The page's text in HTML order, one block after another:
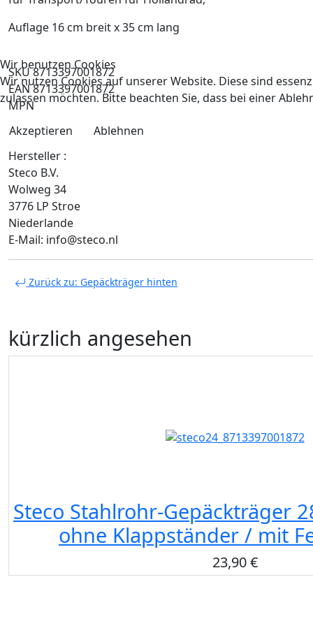
Auflage 16 cm breit x 35 cm lang
SKU 8713397001872
EAN 8713397001872
MPN
Hersteller :
Steco B.V.
Wolweg 34
3776 LP Stroe
Niederlande
E-Mail: info@steco.nl
Zurück zu: Gepäckträger hinten
kürzlich angesehen
Steco Stahlrohr-Gepäckträger
ohne Klappständer / mit
23,90 €
Wir benutzen Cookies
Wir nutzen Cookies auf unserer Website. Diese sind
zulassen möchten. Bitte beachten Sie, dass bei einer
Akzeptieren Ablehnen